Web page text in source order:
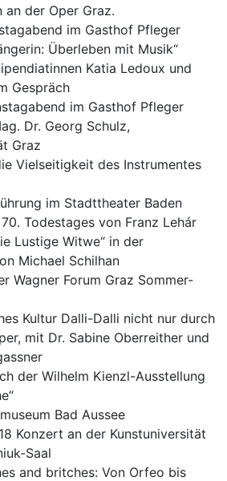
der Oper Graz.
im Gasthof Pfleger
Überleben mit Musik“
Katia Ledoux und
Gespräch
im Gasthof Pfleger
Dr. Georg Schulz,
Graz
Vielseitigkeit des Instrumentes
im Stadttheater Baden
Todestages von Franz Lehár
Lustige Witwe“ in der
Michael Schilhan
Wagner Forum Graz Sommer-
Kultur Dalli-Dalli nicht nur durch
mit Dr. Sabine Oberreither und
der Wilhelm Kienzl-Ausstellung
Bad Aussee
Konzert an der Kunstuniversität
Saal
and britches: Von Orfeo bis